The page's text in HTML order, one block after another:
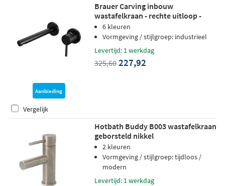
Aanbieding
Brauer Carving inbouw
wastafelkraan - rechte uitloop -
rozetten - hendel 1 rechts - mat
zwart
6 kleuren
Vormgeving / stijlgroep: industrieel
Levertijd: 1 werkdag
325,60 227,92
Vergelijk
Hotbath Buddy B003 wastafelkraan
geborsteld nikkel
2 kleuren
Vormgeving / stijlgroep: tijdloos /
modern
Levertijd: 1 werkdag